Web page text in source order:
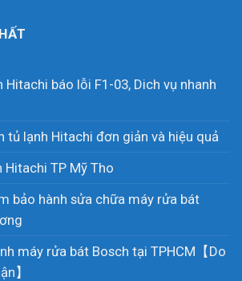
báo lỗi F1-03, Dich vụ nhanh
tủ lạnh Hitachi đơn giản và hiệu quả
Hitachi TP Mỹ Tho
bảo hành sửa chữa máy rửa bát
máy rửa bát Bosch tại TPHCM【Do
】